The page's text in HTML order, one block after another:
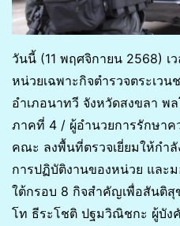
วันนี้ (11 พฤศจิกายน 2568) เ
หน่วยเฉพาะกิจตำรวจตระเว
อำเภอนาทวี จังหวัดสงขลา
ภาคที่ 4 / ผู้อำนวยการรักษา
คณะ ลงพื้นที่ตรวจเยี่ยมให้กำ
การปฏิบัติงานของหน่วย และ
ใต้กรอบ 8 กิจสำคัญเพื่อสันติ
โท ธีระโชติ ปฐมวิณิชกะ ผู้บัง